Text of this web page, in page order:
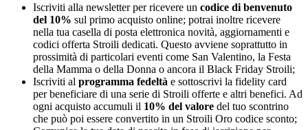
Iscriviti alla newsletter per ricevere un codice di benvenuto
del 10% sul primo acquisto online; potrai inoltre ricevere
nella tua casella di posta elettronica novità, aggiornamenti e
codici offerta Stroili dedicati. Questo avviene soprattutto in
prossimità di particolari eventi come San Valentino, la Festa
della Mamma o della Donna o ancora il Black Friday Stroili;
Iscriviti al programma fedeltà e sottoscrivi la fidelity card
per beneficiare di una serie di Stroili offerte e altri benefici. Ad
ogni acquisto accumuli il 10% del valore del tuo scontrino
che può poi essere convertito in un Stroili Oro codice sconto;